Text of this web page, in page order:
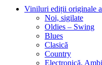
Viniluri ediții originale
Noi, sigilate
Oldies – Swing
Blues
Clasică
Country
Electronică,